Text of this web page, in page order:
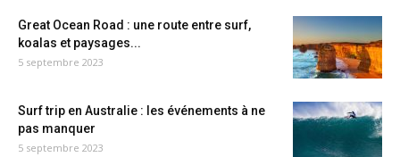
Great Ocean Road : une route entre surf,
koalas et paysages...
5 septembre 2023
Surf trip en Australie : les événements à ne
pas manquer
5 septembre 2023